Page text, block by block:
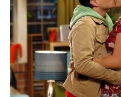
– Це тато? – запитав Ілюшка,